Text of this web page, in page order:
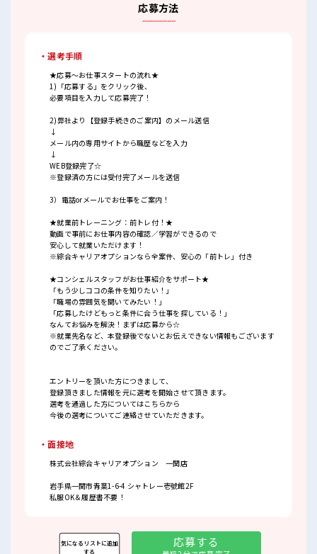
応募方法
・選考手順
★応募～お仕事スタートの流れ★
1)「応募する」をクリック後、
必要項目を入力して応募完了！
2)弊社より【登録手続きのご案内】のメール送信
↓
メール内の専用サイトから職歴などを入力
↓
WEB登録完了☆
※登録済の方には受付完了メールを送信
3）電話orメールでお仕事をご案内！
★就業前トレーニング：前トレ付！★
動画で事前にお仕事内容の確認／学習ができるので
安心して就業いただけます！
※綜合キャリアオプションなら全案件、安心の「前トレ」付き
★コンシェルスタッフがお仕事紹介をサポート★
「もう少しココの条件を知りたい！」
「職場の雰囲気を聞いてみたい！」
「応募したけどもっと条件に合う仕事を探している！」
なんてお悩みを解決！まずは応募から☆
※就業先名など、本登録後でないとお伝えできない情報もございます
のでご了承ください。
エントリーを頂いた方につきまして、
登録頂きました情報を元に選考を開始させて頂きます。
選考を通過した方についてはこちらから
今後の選考についてご連絡させていただきます。
・面接地
株式会社綜合キャリアオプション 一関店
岩手県一関市青葉1-6-4 シャトレー壱號館2F
私服OK＆履歴書不要！
応募する
気になるリストに追加
する